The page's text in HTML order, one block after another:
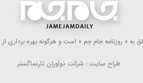
« روزنامه جام جم » است و هرگونه بهره ‌برداری
طراح سایت : شرکت نوآوران تارنماگستر